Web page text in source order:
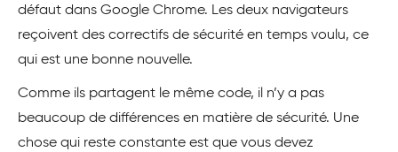
défaut dans Google Chrome. Les deux navigateurs
reçoivent des correctifs de sécurité en temps voulu, ce
qui est une bonne nouvelle.
Comme ils partagent le même code, il n’y a pas
beaucoup de différences en matière de sécurité. Une
chose qui reste constante est que vous devez